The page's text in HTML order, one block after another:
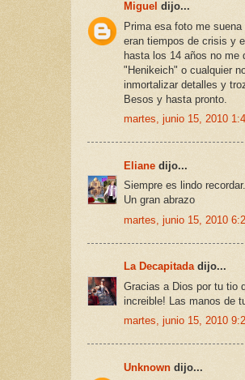
Miguel dijo...
Prima esa foto me
eran tiempos de crisis y
hasta los 14 años no me
"Henikeich" o cualquier
inmortalizar detalles y
Besos y hasta pronto.
martes, junio 15, 2010
Eliane dijo...
Siempre es lindo
Un gran abrazo
martes, junio 15, 2010
La Decapitadadijo...
Gracias a Dios por tu tio
increible! Las manos de
martes, junio 15, 2010
Unknown dijo...